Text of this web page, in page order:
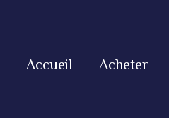
Accueil Acheter